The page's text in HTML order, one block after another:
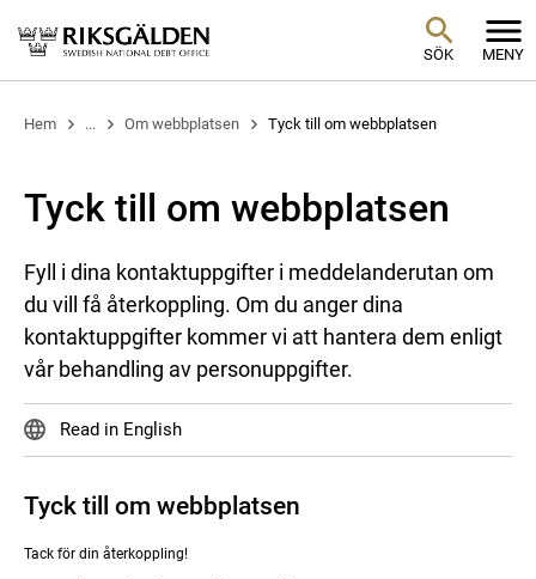
SÖK MENY
Hem ... Om webbplatsen Tyck till om webbplatsen
Tyck till om webbplatsen
Fyll i dina kontaktuppgifter i meddelanderutan om
du vill få återkoppling. Om du anger dina
kontaktuppgifter kommer vi att hantera dem enligt
vår behandling av personuppgifter.
Read in English
Tyck till om webbplatsen
Tack för din återkoppling!